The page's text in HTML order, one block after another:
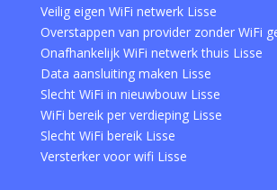
Veilig eigen WiFi netwerk Lisse
Overstappen van provider zonder WiFi
Onafhankelijk WiFi netwerk thuis Lisse
Data aansluiting maken Lisse
Slecht WiFi in nieuwbouw Lisse
WiFi bereik per verdieping Lisse
Slecht WiFi bereik Lisse
Versterker voor wifi Lisse